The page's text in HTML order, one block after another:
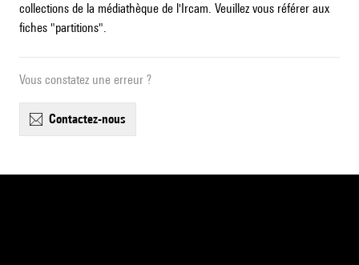
collections de la médiathèque de l'Ircam. Veuillez vous référer aux
fiches "partitions".
Vous constatez une erreur ?
contactez-nous